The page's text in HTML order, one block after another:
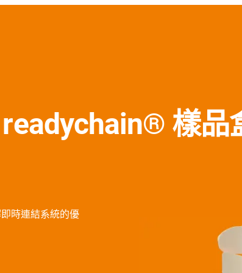
樣品
時連結系統的優